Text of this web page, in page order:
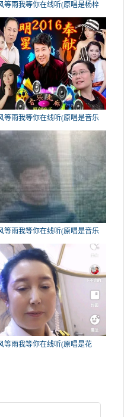
等雨我等你在线听(原唱是杨梓
/金久哲)，夜幕下的星光演唱点
次
等雨我等你在线听(原唱是音乐
/歌一生)，微笑演唱点播:306次
等雨我等你在线听(原唱是音乐
/歌一生)，雨夜，我等你演唱点
次
等雨我等你在线听(原唱是花
王淑梅演唱点播:242次